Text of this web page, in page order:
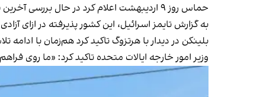
حماس روز ۹ اردیبهشت اعلام کرد در حال بررسی
آخرین
به گزارش تایمز اسرائیل، این کشور پذیرفته در ازای آزادی
بلینکن در دیدار با هرتزوگ تاکید کرد هم‌زمان با
وزیر امور خارجه ایالات متحده تاکید کرد: «ما روی